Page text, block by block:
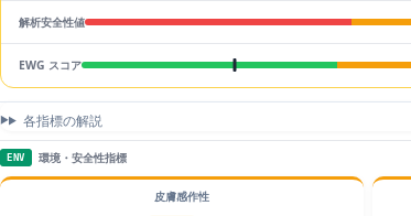
解析安全性値
EWG スコア
各指標の解説
ENV 環境・安全性指標
皮膚感作性